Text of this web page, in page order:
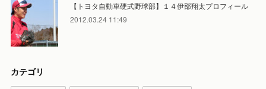
【トヨタ自動車硬式野球部】１４伊部翔太プロフィール
2012.03.24 11:49
カテゴリ